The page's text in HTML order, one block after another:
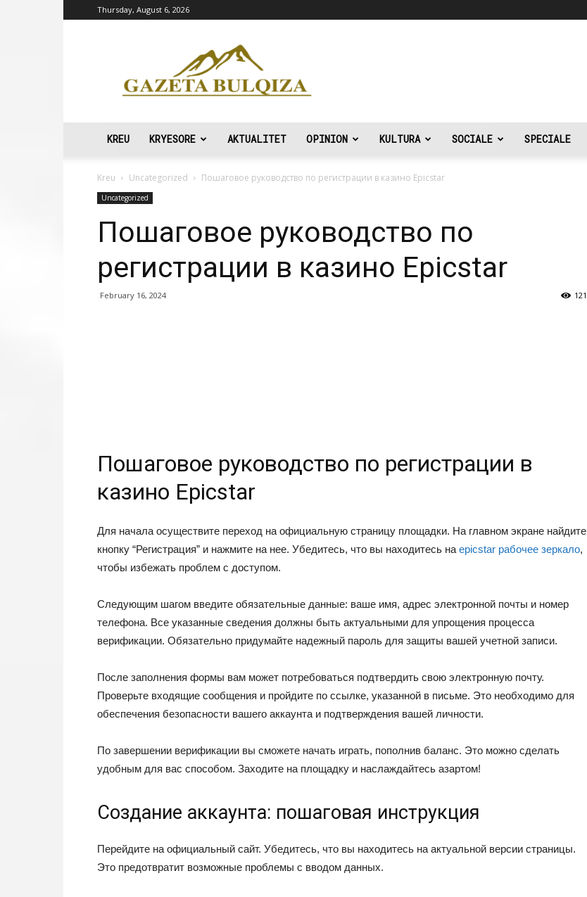
Thursday, August 6, 2026
Gazeta
Bulqiza
KREU KRYESORE AKTUALITET OPINION KULTURA SOCIALE SPECIALE
Kreu Uncategorized Пошаговое руководство по регистрации в казино Epicstar
Uncategorized
Пошаговое руководство по
регистрации в казино Epicstar
February 16, 2024 121
Пошаговое руководство по регистрации в
казино Epicstar
Для начала осуществите переход на официальную страницу площадки. На главном экране найдите
кнопку “Регистрация” и нажмите на нее. Убедитесь, что вы находитесь на epicstar рабочее зеркало,
чтобы избежать проблем с доступом.
Следующим шагом введите обязательные данные: ваше имя, адрес электронной почты и номер
телефона. Все указанные сведения должны быть актуальными для упрощения процесса
верификации. Обязательно придумайте надежный пароль для защиты вашей учетной записи.
После заполнения формы вам может потребоваться подтвердить свою электронную почту.
Проверьте входящие сообщения и пройдите по ссылке, указанной в письме. Это необходимо для
обеспечения безопасности вашего аккаунта и подтверждения вашей личности.
По завершении верификации вы сможете начать играть, пополнив баланс. Это можно сделать
удобным для вас способом. Заходите на площадку и наслаждайтесь азартом!
Создание аккаунта: пошаговая инструкция
Перейдите на официальный сайт. Убедитесь, что вы находитесь на актуальной версии страницы.
Это предотвратит возможные проблемы с вводом данных.